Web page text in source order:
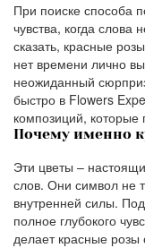
При поиске способа
чувства, когда слова
сказать, красные
нет времени лично
неожиданный
быстро в Flowers
композиций,
Почему именно
Эти цветы –
слов. Они символ не
внутренней силы.
полное глубокого
делает красные